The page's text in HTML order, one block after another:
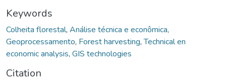
Keywords
Colheita florestal, Análise técnica e econômica,
Geoprocessamento, Forest harvesting,Technical en
economic analysis, GIS technologies
Citation